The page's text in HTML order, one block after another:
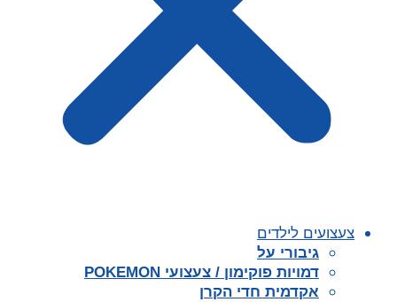
צעצועים לילדים
גיבורי על
דמויות פוקימון / צעצועי POKEMON
אקדמית חדי הקרן